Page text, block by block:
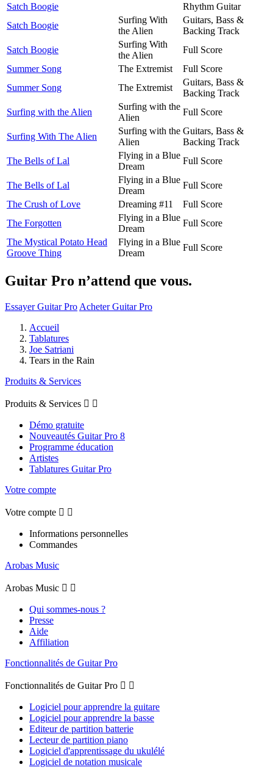
Satch Boogie
Rhythm Guitar
Satch Boogie
Surfing With
the Alien
Guitars, Bass &
Backing Track
Satch Boogie
Surfing With
the Alien
Full Score
Summer Song
The Extremist
Full Score
Summer Song
The Extremist
Guitars, Bass &
Backing Track
Surfing with the Alien
Surfing with the
Alien
Full Score
Surfing With The Alien
Surfing with the
Alien
Guitars, Bass &
Backing Track
The Bells of Lal
Flying in a Blue
Dream
Full Score
The Bells of Lal
Flying in a Blue
Dream
Full Score
The Crush of Love
Dreaming #11
Full Score
The Forgotten
Flying in a Blue
Dream
Full Score
The Mystical Potato Head
Groove Thing
Flying in a Blue
Dream
Full Score
Guitar Pro n’attend que vous.
Essayer Guitar Pro Acheter Guitar Pro
Accueil
Tablatures
Joe Satriani
Tears in the Rain
Produits & Services
Produits & Services  
Démo gratuite
Nouveautés Guitar Pro 8
Programme éducation
Artistes
Tablatures Guitar Pro
Votre compte
Votre compte  
Informations personnelles
Commandes
Arobas Music
Arobas Music  
Qui sommes-nous ?
Presse
Aide
Affiliation
Fonctionnalités de Guitar Pro
Fonctionnalités de Guitar Pro  
Logiciel pour apprendre la guitare
Logiciel pour apprendre la basse
Editeur de partition batterie
Lecteur de partition piano
Logiciel d'apprentissage du ukulélé
Logiciel de notation musicale